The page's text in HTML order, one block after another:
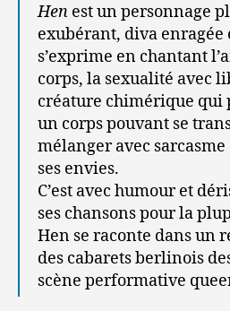
Hen est un personnage
exubérant, diva
s’exprime en chantant
corps, la sexualité avec
créature chimérique qui
un corps pouvant se
mélanger avec
ses envies.
C’est avec humour et
ses chansons pour la
Hen se raconte dans un
des cabarets berlinois
scène performative